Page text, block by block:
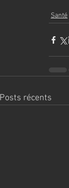
Santé
Posts récents